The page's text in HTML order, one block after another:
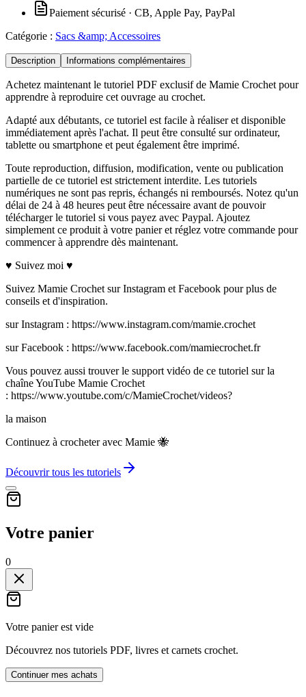
Paiement sécurisé · CB, Apple Pay, PayPal
Catégorie : Sacs &amp; Accessoires
Description Informations complémentaires
Achetez maintenant le tutoriel PDF exclusif de Mamie Crochet pour
apprendre à reproduire cet ouvrage au crochet.
Adapté aux débutants, ce tutoriel est facile à réaliser et disponible
immédiatement après l'achat. Il peut être consulté sur ordinateur,
tablette ou smartphone et peut également être imprimé.
Toute reproduction, diffusion, modification, vente ou publication
partielle de ce tutoriel est strictement interdite. Les tutoriels
numériques ne sont pas repris, échangés ni remboursés. Notez qu'un
délai de 24 à 48 heures peut être nécessaire avant de pouvoir
télécharger le tutoriel si vous payez avec Paypal. Ajoutez
simplement ce produit à votre panier et réglez votre commande pour
commencer à apprendre dès maintenant.
♥ Suivez moi ♥
Suivez Mamie Crochet sur Instagram et Facebook pour plus de
conseils et d'inspiration.
sur Instagram : https://www.instagram.com/mamie.crochet
sur Facebook : https://www.facebook.com/mamiecrochet.fr
Vous pouvez aussi trouver le support vidéo de ce tutoriel sur la
chaîne YouTube Mamie Crochet
: https://www.youtube.com/c/MamieCrochet/videos?
la maison
Continuez à crocheter avec Mamie 🐝
Découvrir tous les tutoriels
Votre panier
0
Votre panier est vide
Découvrez nos tutoriels PDF, livres et carnets crochet.
Continuer mes achats